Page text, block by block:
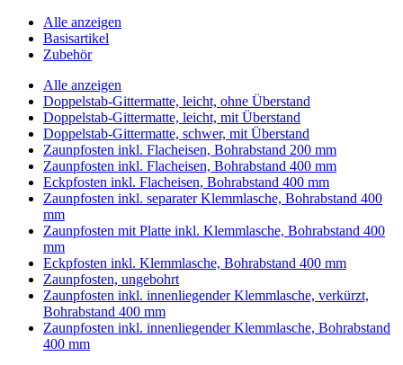
Alle anzeigen
Basisartikel
Zubehör
Alle anzeigen
Doppelstab-Gittermatte, leicht, ohne Überstand
Doppelstab-Gittermatte, leicht, mit Überstand
Doppelstab-Gittermatte, schwer, mit Überstand
Zaunpfosten inkl. Flacheisen, Bohrabstand 200 mm
Zaunpfosten inkl. Flacheisen, Bohrabstand 400 mm
Eckpfosten inkl. Flacheisen, Bohrabstand 400 mm
Zaunpfosten inkl. separater Klemmlasche, Bohrabstand 400
mm
Zaunpfosten mit Platte inkl. Klemmlasche, Bohrabstand 400
mm
Eckpfosten inkl. Klemmlasche, Bohrabstand 400 mm
Zaunpfosten, ungebohrt
Zaunpfosten inkl. innenliegender Klemmlasche, verkürzt,
Bohrabstand 400 mm
Zaunpfosten inkl. innenliegender Klemmlasche, Bohrabstand
400 mm